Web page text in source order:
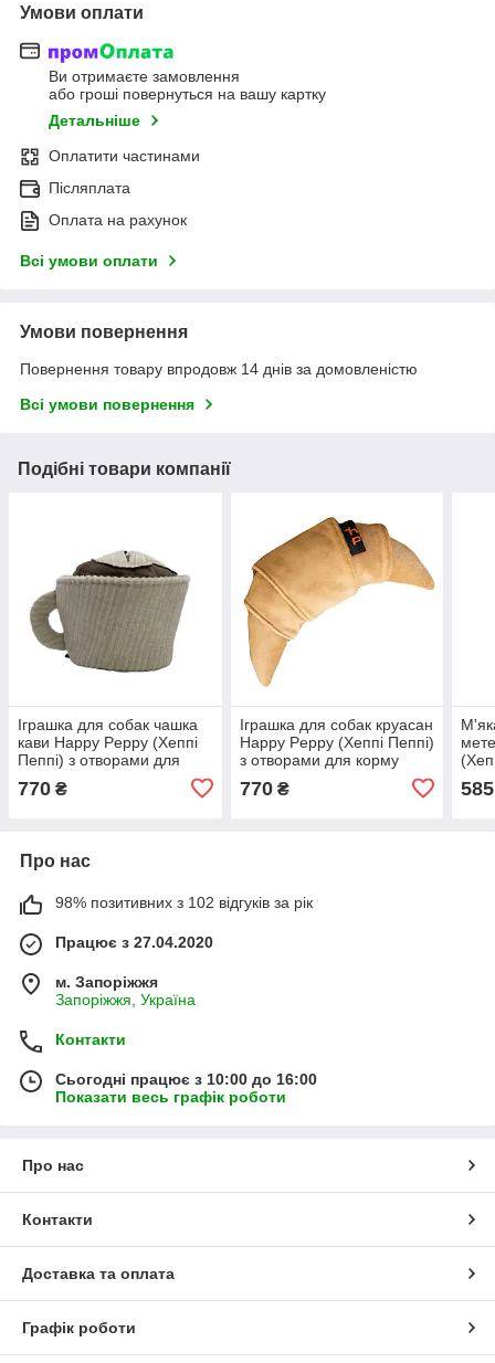
Умови оплати
Ви отримаєте замовлення
або гроші повернуться на вашу картку
Детальніше
Оплатити частинами
Післяплата
Оплата на рахунок
Всі умови оплати
Умови повернення
Повернення товару впродовж 14 днів за домовленістю
Всі умови повернення
Подібні товари компанії
Іграшка для собак чашка
кави Happy Peppy (Хеппі
Пеппі) з отворами для
770 ₴
Іграшка для собак круасан
Happy Peppy (Хеппі Пеппі)
з отворами для корму
770₴ 585
Про нас
98% позитивних з 102 відгуків за рік
Працює з 27.04.2020
м. Запоріжжя
Запоріжжя, Україна
Контакти
Сьогодні працює з 10:00 до 16:00
Показати весь графік роботи
Про нас
Контакти
Доставка та оплата
Графік роботи